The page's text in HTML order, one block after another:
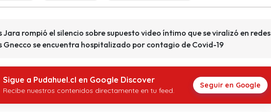
Jara rompió el silencio sobre supuesto video íntimo que se viralizó en redes
Gnecco se encuentra hospitalizado por contagio de Covid-19
Sigue a Pudahuel.cl en Google Discover
Recibe nuestros contenidos directamente en tu feed.
Seguir en Google